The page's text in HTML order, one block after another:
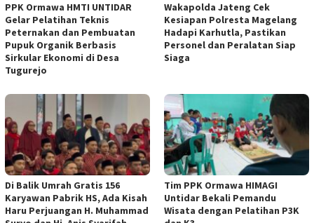
PPK Ormawa HMTI UNTIDAR
Gelar Pelatihan Teknis
Peternakan dan Pembuatan
Pupuk Organik Berbasis
Sirkular Ekonomi di Desa
Tugurejo
Wakapolda Jateng Cek
Kesiapan Polresta Magelang
Hadapi Karhutla, Pastikan
Personel dan Peralatan Siap
Siaga
Di Balik Umrah Gratis 156
Karyawan Pabrik HS, Ada Kisah
Haru Perjuangan H. Muhammad
Tim PPK Ormawa HIMAGI
Untidar Bekali Pemandu
Wisata dengan Pelatihan P3K